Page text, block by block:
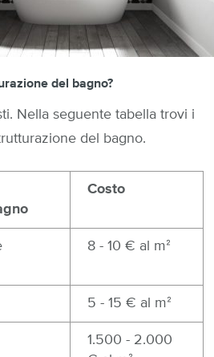
del bagno?
Nella seguente tabella trovi i
del bagno.
Costo
8 - 10 € al mᒾ
5 - 15 € al mᒾ
1.500 - 2.000